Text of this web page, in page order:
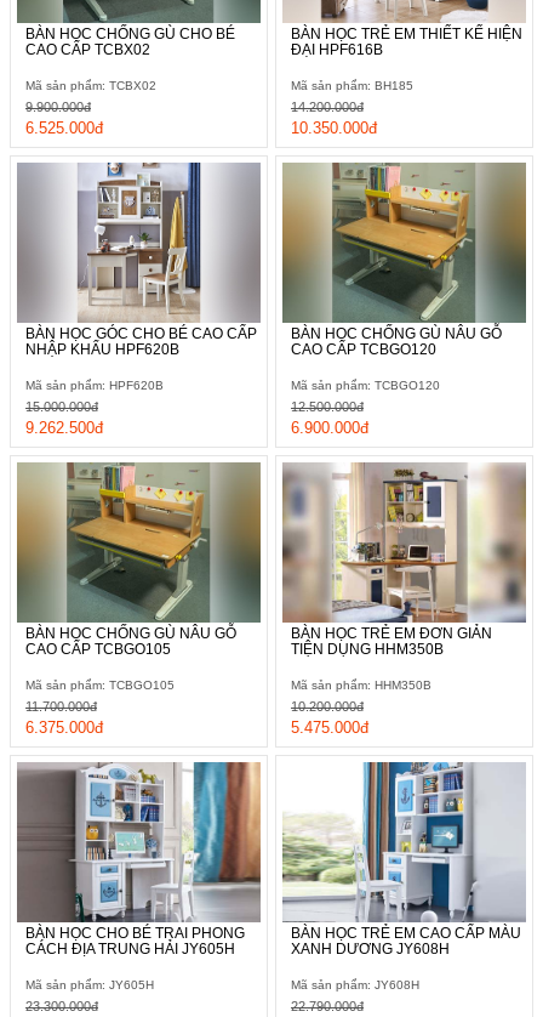
BÀN HỌC CHỐNG GÙ CHO BÉ
CAO CẤP TCBX02
Mã sản phẩm: TCBX02
6.525.000đ
9.900.000đ
BÀN HỌC TRẺ EM THIẾT KẾ HIỆN
ĐẠI HPF616B
Mã sản phẩm: BH185
10.350.000đ
14.200.000đ
BÀN HỌC GÓC CHO BÉ CAO CẤP
NHẬP KHẨU HPF620B
Mã sản phẩm: HPF620B
9.262.500đ
15.000.000đ
BÀN HỌC CHỐNG GÙ NÂU GỖ
CAO CẤP TCBGO120
Mã sản phẩm: TCBGO120
6.900.000đ
12.500.000đ
BÀN HỌC CHỐNG GÙ NÂU GỖ
CAO CẤP TCBGO105
Mã sản phẩm: TCBGO105
6.375.000đ
11.700.000đ
BÀN HỌC TRẺ EM ĐƠN GIẢN
TIỆN DỤNG HHM350B
Mã sản phẩm: HHM350B
5.475.000đ
10.200.000đ
BÀN HỌC CHO BÉ TRAI PHONG
CÁCH ĐỊA TRUNG HẢI JY605H
Mã sản phẩm: JY605H
23.300.000đ
BÀN HỌC TRẺ EM CAO CẤP MÀU
XANH DƯƠNG JY608H
Mã sản phẩm: JY608H
22.790.000đ